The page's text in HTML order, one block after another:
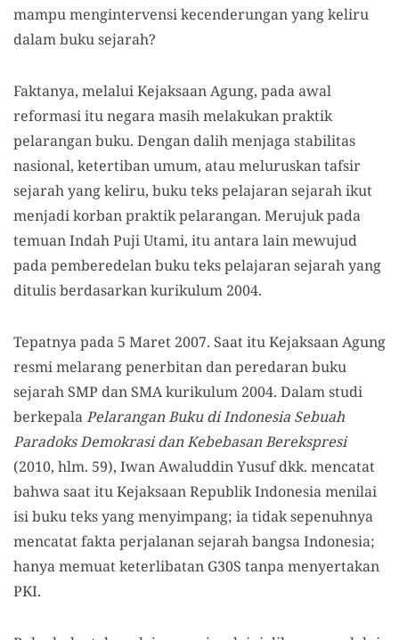
mampu mengintervensi kecenderungan yang keliru
dalam buku sejarah?
Faktanya, melalui Kejaksaan Agung, pada awal
reformasi itu negara masih melakukan praktik
pelarangan buku. Dengan dalih menjaga stabilitas
nasional, ketertiban umum, atau meluruskan tafsir
sejarah yang keliru, buku teks pelajaran sejarah ikut
menjadi korban praktik pelarangan. Merujuk pada
temuan Indah Puji Utami, itu antara lain mewujud
pada pemberedelan buku teks pelajaran sejarah yang
ditulis berdasarkan kurikulum 2004.
Tepatnya pada 5 Maret 2007. Saat itu Kejaksaan Agung
resmi melarang penerbitan dan peredaran buku
sejarah SMP dan SMA kurikulum 2004. Dalam studi
berkepalaPelarangan Buku di Indonesia Sebuah
Paradoks Demokrasi dan Kebebasan Berekspresi
(2010, hlm. 59), Iwan Awaluddin Yusuf dkk. mencatat
bahwa saat itu Kejaksaan Republik Indonesia menilai
isi buku teks yang menyimpang; ia tidak sepenuhnya
mencatat fakta perjalanan sejarah bangsa Indonesia;
hanya memuat keterlibatan G30S tanpa menyertakan
PKI.